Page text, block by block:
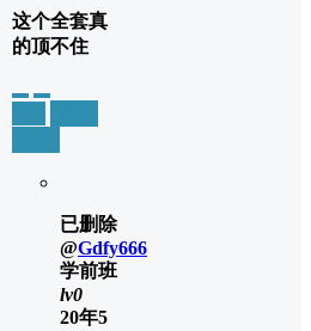
这个全套真
的顶不住
已删除
@Gdfy666
学前班
lv0
20年5